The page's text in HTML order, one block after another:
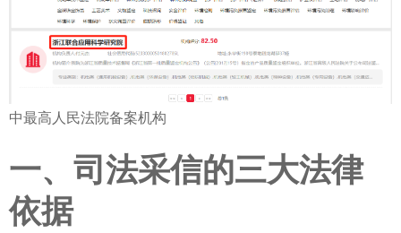
中最高人民法院备案机构
一、司法采信的三大法律
依据